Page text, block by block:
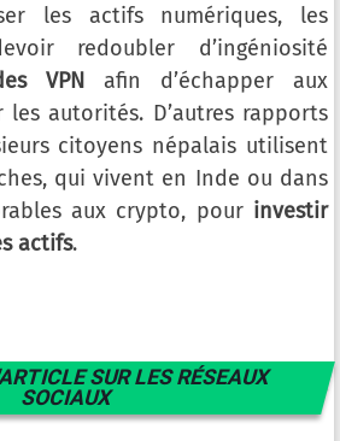
les actifs numériques, les
redoubler d’ingéniosité
VPN afin d’échapper aux
les autorités. D’autres rapports
citoyens népalais utilisent
qui vivent en Inde ou dans
aux crypto, pour investir
actifs.
SUR LES RÉSEAUX
SOCIAUX